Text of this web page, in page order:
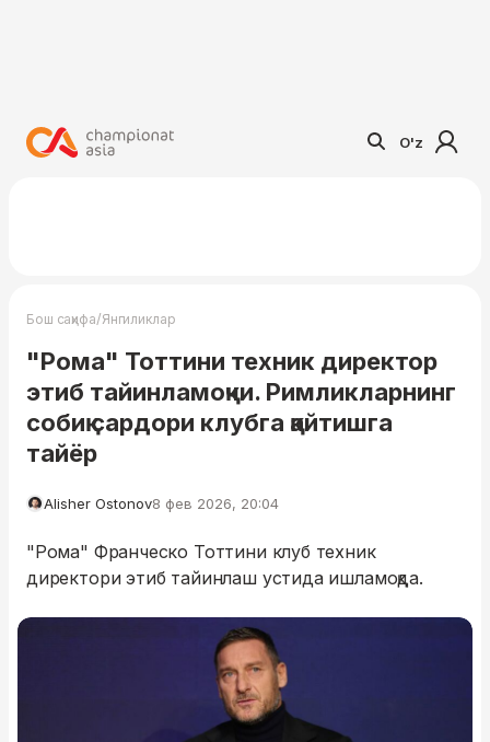
O'z
Бош саҳифа/Янгиликлар
"Рома" Тоттини техник директор
этиб тайинламоқчи. Римликларнинг
собиқ сардори клубга қайтишга
тайёр
Alisher Ostonov8 фев 2026, 20:04
"Рома" Франческо Тоттини клуб техник
директори этиб тайинлаш устида ишламоқда.